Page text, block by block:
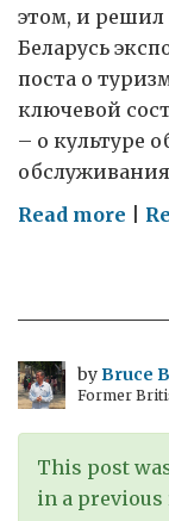
этом, и решил
Беларусь
поста о
ключевой
– о культуре
Read more on
byBruce
Former
This post
in a previous